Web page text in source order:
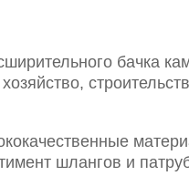
бачка
шлангов и